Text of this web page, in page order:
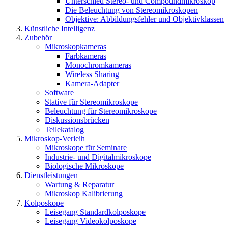
Die Beleuchtung von Stereomikroskopen
Objektive: Abbildungsfehler und Objektivklassen
Künstliche Intelligenz
Zubehör
Mikroskopkameras
Farbkameras
Monochromkameras
Wireless Sharing
Kamera-Adapter
Software
Stative für Stereomikroskope
Beleuchtung für Stereomikroskope
Diskussionsbrücken
Teilekatalog
Mikroskop-Verleih
Mikroskope für Seminare
Industrie- und Digitalmikroskope
Biologische Mikroskope
Dienstleistungen
Wartung & Reparatur
Mikroskop Kalibrierung
Kolposkope
Leisegang Standardkolposkope
Leisegang Videokolposkope